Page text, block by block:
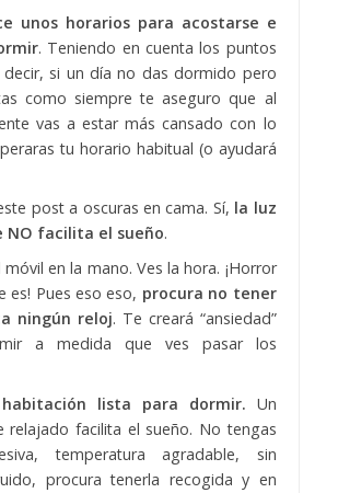
unos horarios para acostarse e
. Teniendo en cuenta los puntos
decir, si un día no das dormido pero
como siempre te aseguro que al
vas a estar más cansado con lo
tu horario habitual (o ayudará
post a oscuras en cama. Sí, la luz
NO facilita el sueño.
móvil en la mano. Ves la hora. ¡Horror
es! Pues eso eso, procura no tener
ningún reloj. Te creará “ansiedad”
a medida que ves pasar los
lista para dormir. Un
relajado facilita el sueño. No tengas
temperatura agradable, sin
procura tenerla recogida y en